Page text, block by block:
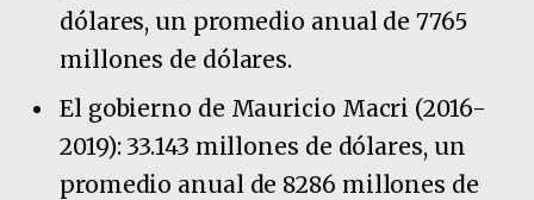
dólares, un promedio anual de 7765
millones de dólares.
El gobierno de Mauricio Macri (2016-
2019): 33.143 millones de dólares, un
promedio anual de 8286 millones de